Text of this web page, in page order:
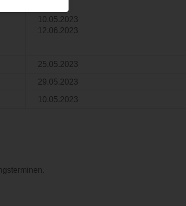
10.05.2023
12.06.2023
25.05.2023
29.05.2023
10.05.2023